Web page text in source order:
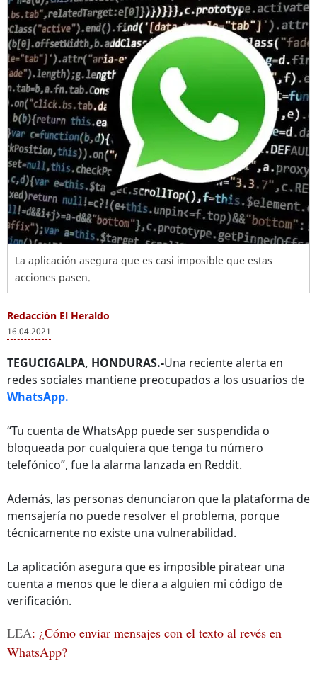
La aplicación asegura que es casi imposible que estas
acciones pasen.
Redacción El Heraldo
16.04.2021
TEGUCIGALPA, HONDURAS.-Una reciente alerta en
redes sociales mantiene preocupados a los usuarios de
WhatsApp.
“Tu cuenta de WhatsApp puede ser suspendida o
bloqueada por cualquiera que tenga tu número
telefónico”, fue la alarma lanzada en Reddit.
Además, las personas denunciaron que la plataforma de
mensajería no puede resolver el problema, porque
técnicamente no existe una vulnerabilidad.
La aplicación asegura que es imposible piratear una
cuenta a menos que le diera a alguien mi código de
verificación.
LEA: ¿Cómo enviar mensajes con el texto al revés en
WhatsApp?